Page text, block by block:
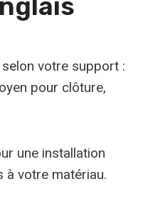
selon votre support :
pour clôture,
une installation
à votre matériau.